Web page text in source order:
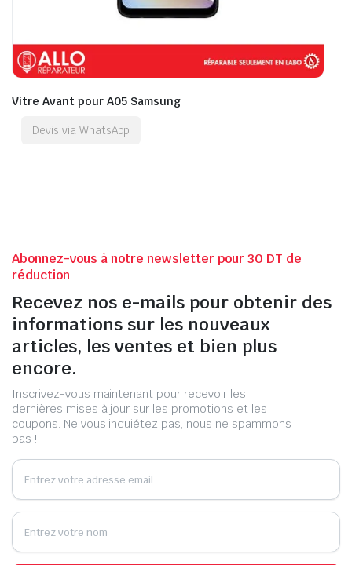
Vitre Avant pour A05 Samsung
Devis via WhatsApp
Abonnez-vous à notre newsletter pour 30 DT de
réduction
Recevez nos e-mails pour obtenir des
informations sur les nouveaux
articles, les ventes et bien plus
encore.
Inscrivez-vous maintenant pour recevoir les
dernières mises à jour sur les promotions et les
coupons. Ne vous inquiétez pas, nous ne spammons
pas !